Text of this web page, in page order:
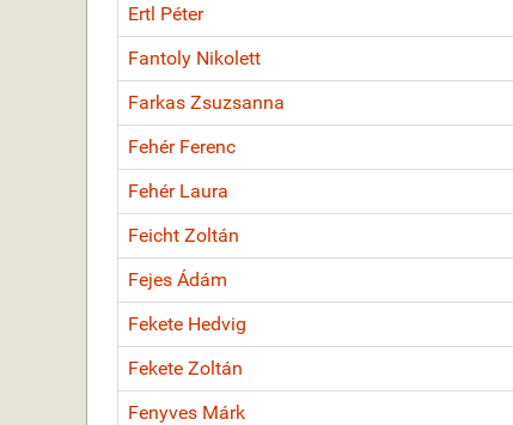
Ertl Péter
Fantoly Nikolett
Farkas Zsuzsanna
Fehér Ferenc
Fehér Laura
Feicht Zoltán
Fejes Ádám
Fekete Hedvig
Fekete Zoltán
Fenyves Márk